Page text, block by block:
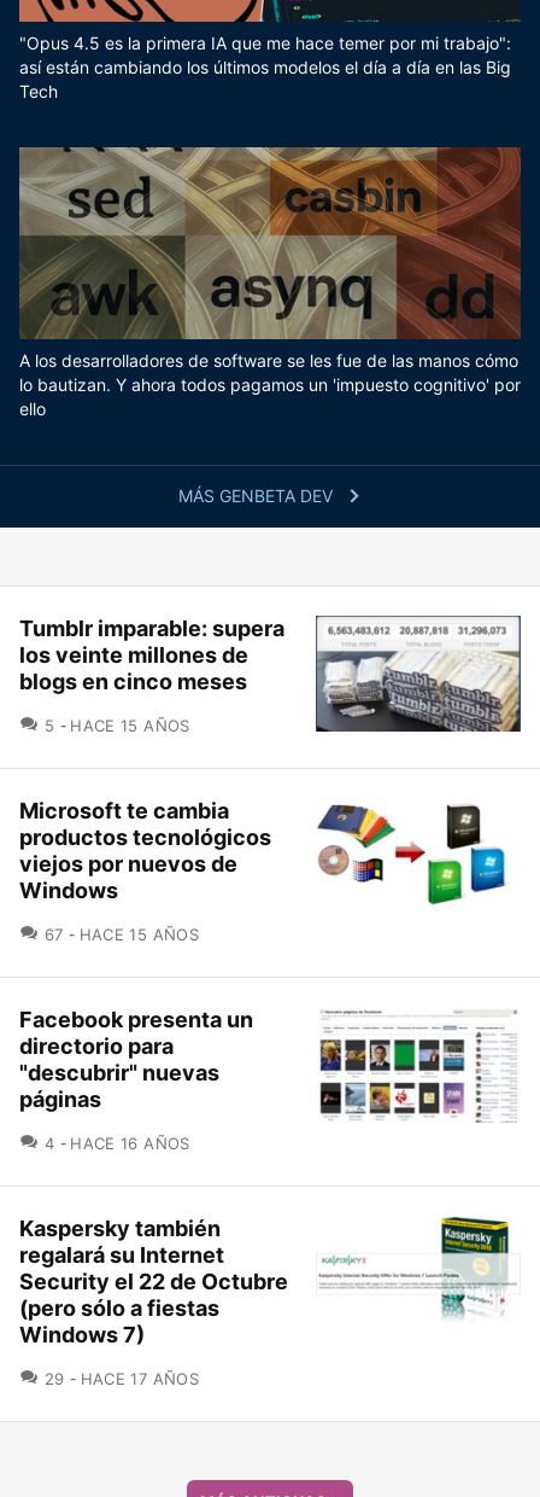
MÁS GENBETA DEV
"Opus 4.5 es la primera IA que me hace temer por mi trabajo":
así están cambiando los últimos modelos el día a día en las Big
Tech
A los desarrolladores de software se les fue de las manos cómo
lo bautizan. Y ahora todos pagamos un 'impuesto cognitivo' por
ello
Tumblr imparable: supera
los veinte millones de
blogs en cinco meses
5 COMENTARIOS
HACE 15 AÑOS
Microsoft te cambia
productos tecnológicos
viejos por nuevos de
Windows
67 COMENTARIOS
HACE 15 AÑOS
Facebook presenta un
directorio para
"descubrir" nuevas
páginas
4 COMENTARIOS
HACE 16 AÑOS
Kaspersky también
regalará su Internet
Security el 22 de Octubre
(pero sólo a fiestas
Windows 7)
29 COMENTARIOS
HACE 17 AÑOS